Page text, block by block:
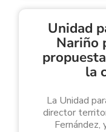
Unidad
Nariño
la
La Unidad
director
Fernández,